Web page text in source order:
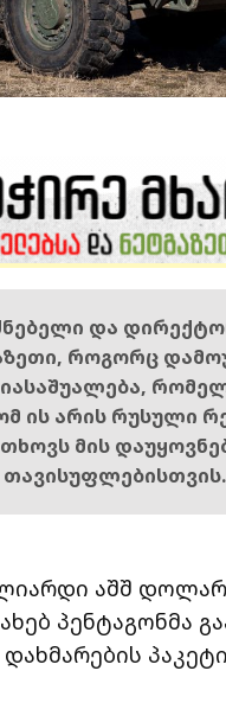
და
როგორც
ის არის რუსული
მის
აშშ
პენტაგონმა